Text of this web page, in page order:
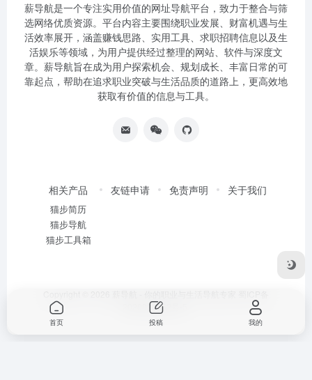
薪导航是一个专注实用价值的网址导航平台，致力于整合与筛
选网络优质资源。平台内容主要围绕职业发展、财富机遇与生
活效率展开，涵盖赚钱思路、实用工具、求职招聘信息以及生
活娱乐等领域，为用户提供经过整理的网站、软件与深度文
章。薪导航旨在成为用户探索机会、规划成长、丰富日常的可
靠起点，帮助在追求职业突破与生活品质的道路上，更高效地
获取有价值的信息与工具。
相关产品
猫步简历
猫步导航
猫步工具箱
友链申请 免责声明 关于我们
2020034752号-5
首页 投稿 我的